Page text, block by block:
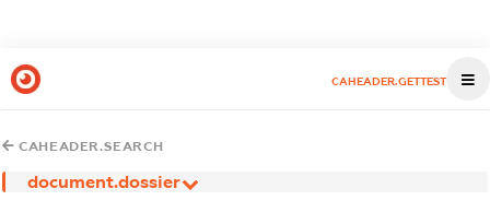
CAHEADER.GETTEST
CAHEADER.SEARCH
document.dossier